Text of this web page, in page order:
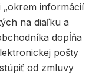
„okrem informácií
na diaľku a
dopĺňa
pošty
od zmluvy